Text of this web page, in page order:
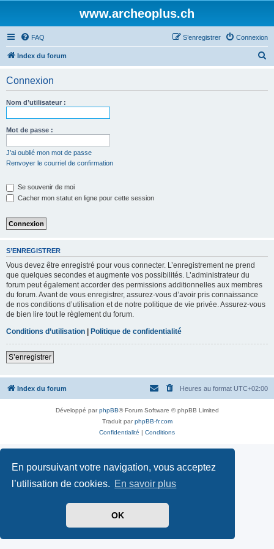
En poursuivant votre navigation, vous acceptez
l’utilisation de cookies. En savoir plus
OK
www.archeoplus.ch
FAQ Connexion
S’enregistrer
Index du forum
Connexion
Nom d’utilisateur :
Mot de passe :
J’ai oublié mon mot de passe
Renvoyer le courriel de confirmation
Se souvenir de moi
Cacher mon statut en ligne pour cette session
S’ENREGISTRER
Vous devez être enregistré pour vous connecter. L’enregistrement ne prend
que quelques secondes et augmente vos possibilités. L’administrateur du
forum peut également accorder des permissions additionnelles aux membres
du forum. Avant de vous enregistrer, assurez-vous d’avoir pris connaissance
de nos conditions d’utilisation et de notre politique de vie privée. Assurez-vous
de bien lire tout le règlement du forum.
Conditions d’utilisation | Politique de confidentialité
S’enregistrer
Index du forum Heures au format UTC+02:00
Développé parphpBB® Forum Software © phpBB Limited
Traduit parphpBB-fr.com
Confidentialité | Conditions